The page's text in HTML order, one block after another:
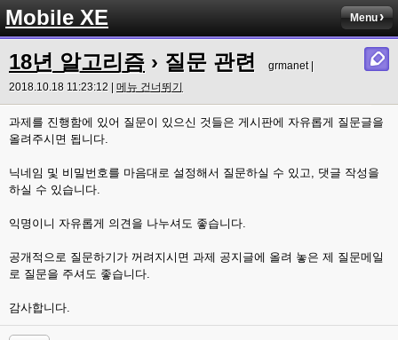
Mobile XE Menu
18년 알고리즘 › 질문 관련
grmanet |
2018.10.18 11:23:12 | 메뉴 건너뛰기
과제를 진행함에 있어 질문이 있으신 것들은 게시판에 자유롭게 질문글을
올려주시면 됩니다.
닉네임 및 비밀번호를 마음대로 설정해서 질문하실 수 있고, 댓글 작성을
하실 수 있습니다.
익명이니 자유롭게 의견을 나누셔도 좋습니다.
공개적으로 질문하기가 꺼려지시면 과제 공지글에 올려 놓은 제 질문메일
로 질문을 주셔도 좋습니다.
감사합니다.